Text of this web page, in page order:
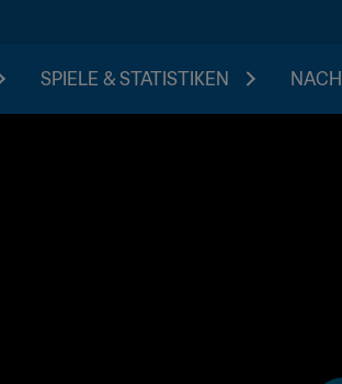
SPIELE & STATISTIKEN